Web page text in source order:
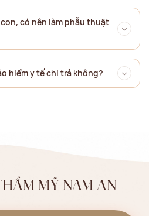
có nên làm phẫu thuật
hiểm y tế chi trả không?
MỸ NAM AN